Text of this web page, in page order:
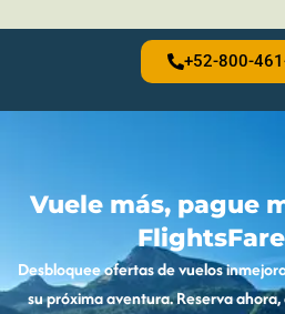
+52-800-
Vuele más, pague
Desbloquee ofertas de vuelos
su próxima aventura. Reserva